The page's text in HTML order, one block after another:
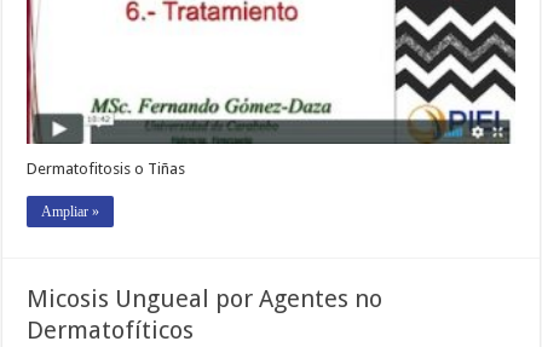
Dermatofitosis o Tiñas
Ampliar »
Micosis Ungueal por Agentes no
Dermatofíticos